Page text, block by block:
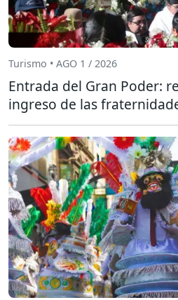
Turismo • AGO 1 / 2026
Entrada del Gran Poder:
ingreso de las